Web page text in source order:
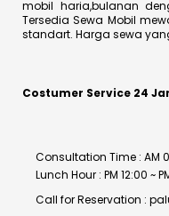
mobil haria,bulanan
Tersedia Sewa Mobil
standart. Harga sewa
Costumer Service 24
Consultation Time : AM
Lunch Hour : PM 12:00 ~
Call for Reservation :